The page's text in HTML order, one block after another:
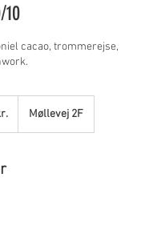
cacao, trommerejse,
Møllevej 2F